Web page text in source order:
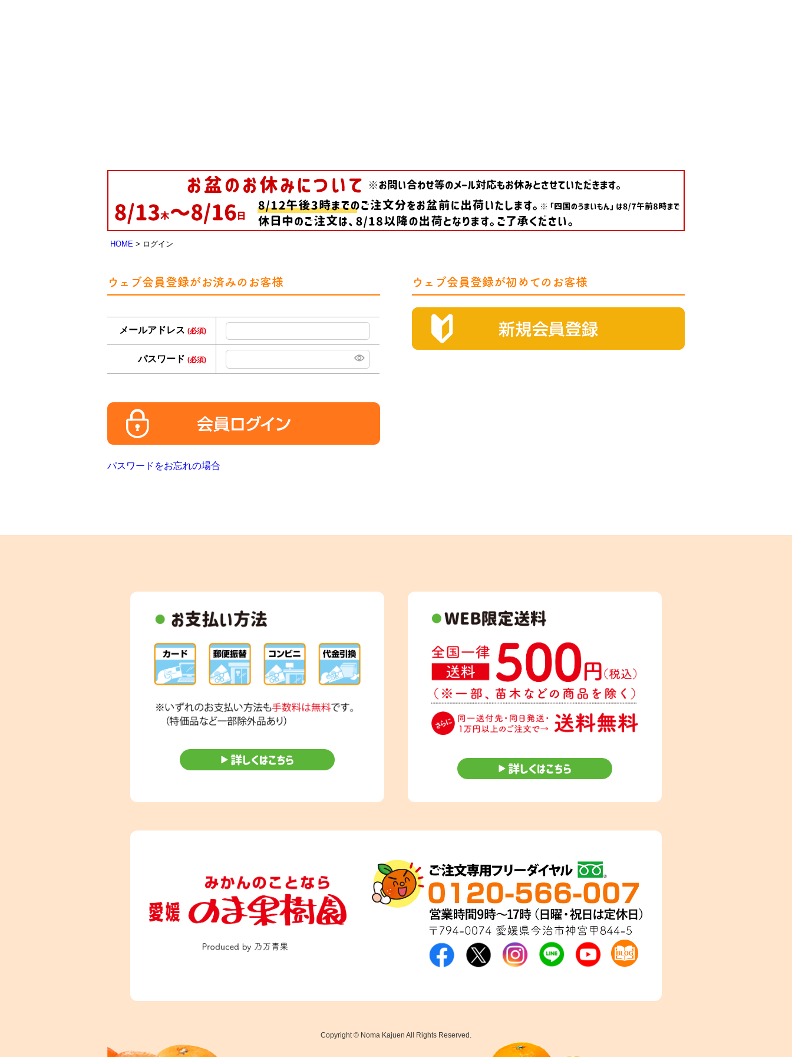
HOME ログイン
ウェブ会員登録がお済みのお客様
メールアドレス (必須)
パスワード (必須)
パスワードをお忘れの場合
ウェブ会員登録が初めてのお客様
Copyright © Noma Kajuen All Rights Reserved.